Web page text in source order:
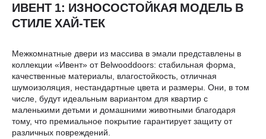
ИВЕНТ 1: ИЗНОСОСТОЙКАЯ МОДЕЛЬ В
СТИЛЕ ХАЙ-ТЕК
Межкомнатные двери из массива в эмали представлены в
коллекции «Ивент» от Belwooddoors: стабильная форма,
качественные материалы, влагостойкость, отличная
шумоизоляция, нестандартные цвета и размеры. Они, в том
числе, будут идеальным вариантом для квартир с
маленькими детьми и домашними животными благодаря
тому, что премиальное покрытие гарантирует защиту от
различных повреждений.